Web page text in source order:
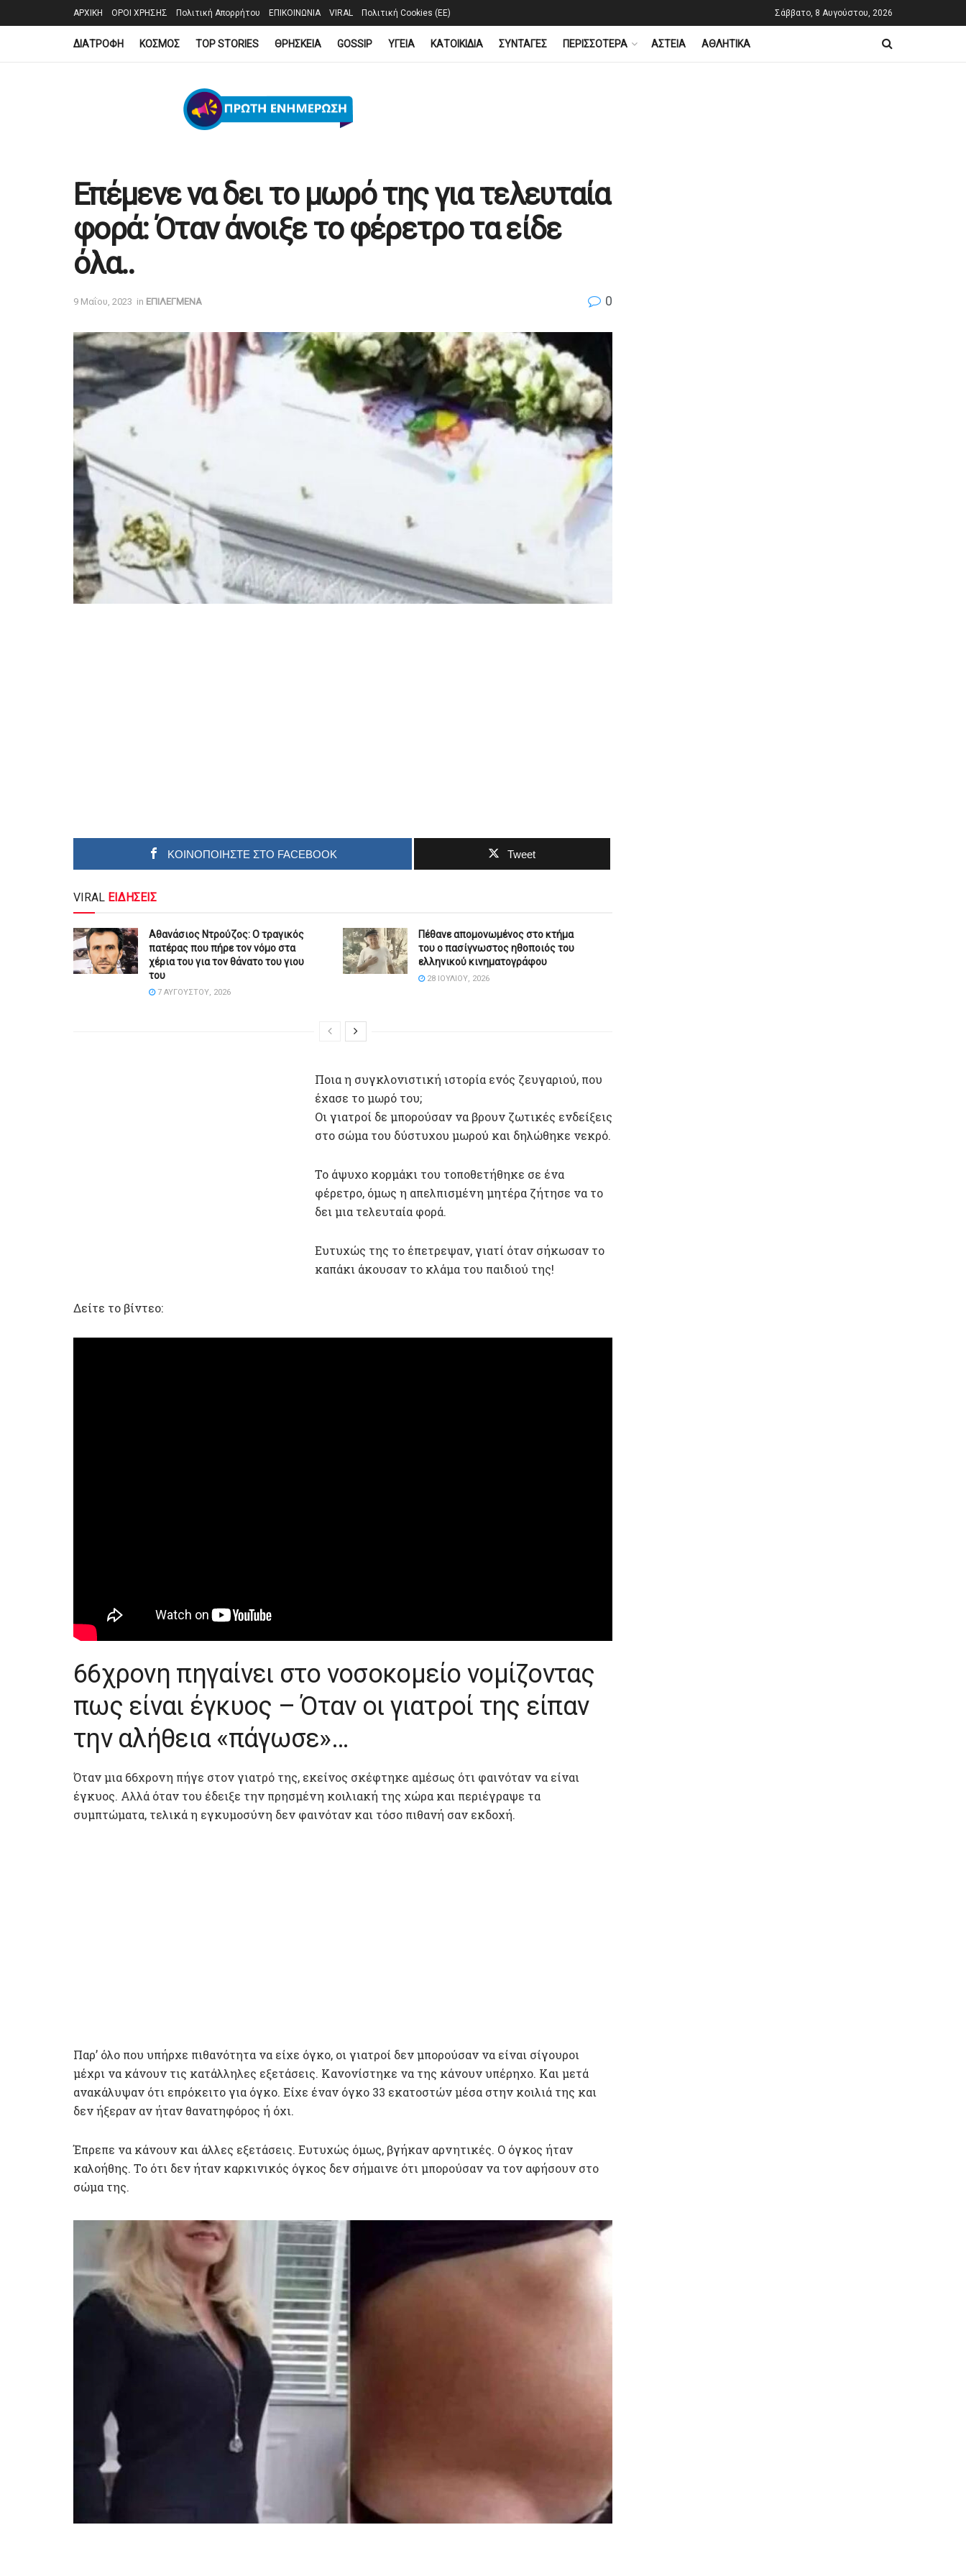
ΑΡΧΙΚΗ ΟΡΟΙ ΧΡΗΣΗΣ Πολιτική Απορρήτου ΕΠΙΚΟΙΝΩΝΙΑ VIRAL Πολιτική Cookies (ΕΕ) Σάββατο, 8 Αυγούστου, 2026
ΔΙΑΤΡΟΦΗ ΚΟΣΜΟΣ TOP STORIES ΘΡΗΣΚΕΙΑ GOSSIP YΓΕΙΑ ΚΑΤΟΙΚΙΔΙΑ ΣΥΝΤΑΓΕΣ ΠΕΡΙΣΣΟΤΕΡΑ ΑΣΤΕΙΑ ΑΘΛΗΤΙΚΑ
Επέμενε να δει το μωρό της για τελευταία
φορά: Όταν άνοιξε το φέρετρο τα είδε
όλα..
9 Μαΐου, 2023 in ΕΠΙΛΕΓΜΕΝΑ 0
ΚΟΙΝΟΠΟΙΗΣΤΕ ΣΤΟ FACEBOOK Tweet
VIRAL ΕΙΔΗΣΕΙΣ
Αθανάσιος Ντρούζος: Ο τραγικός
πατέρας που πήρε τον νόμο στα
χέρια του για τον θάνατο του γιου
του
7 ΑΥΓΟΎΣΤΟΥ, 2026
Πέθανε απομονωμένος στο κτήμα
του ο πασίγνωστος ηθοποιός του
ελληνικού κινηματογράφου
28 ΙΟΥΛΊΟΥ, 2026
Ποια η συγκλονιστική ιστορία ενός ζευγαριού, που
έχασε το μωρό του;
Οι γιατροί δε μπορούσαν να βρουν ζωτικές ενδείξεις
στο σώμα του δύστυχου μωρού και δηλώθηκε νεκρό.
Το άψυχο κορμάκι του τοποθετήθηκε σε ένα
φέρετρο, όμως η απελπισμένη μητέρα ζήτησε να το
δει μια τελευταία φορά.
Ευτυχώς της το έπετρεψαν, γιατί όταν σήκωσαν το
καπάκι άκουσαν το κλάμα του παιδιού της!
Δείτε το βίντεο:
66χρονη πηγαίνει στο νοσοκομείο νομίζοντας
πως είναι έγκυος – Όταν οι γιατροί της είπαν
την αλήθεια «πάγωσε»…
Όταν μια 66χρονη πήγε στον γιατρό της, εκείνος σκέφτηκε αμέσως ότι φαινόταν να είναι
έγκυος. Αλλά όταν του έδειξε την πρησμένη κοιλιακή της χώρα και περιέγραψε τα
συμπτώματα, τελικά η εγκυμοσύνη δεν φαινόταν και τόσο πιθανή σαν εκδοχή.
Παρ’ όλο που υπήρχε πιθανότητα να είχε όγκο, οι γιατροί δεν μπορούσαν να είναι σίγουροι
μέχρι να κάνουν τις κατάλληλες εξετάσεις. Κανονίστηκε να της κάνουν υπέρηχο. Και μετά
ανακάλυψαν ότι επρόκειτο για όγκο. Είχε έναν όγκο 33 εκατοστών μέσα στην κοιλιά της και
δεν ήξεραν αν ήταν θανατηφόρος ή όχι.
Έπρεπε να κάνουν και άλλες εξετάσεις. Ευτυχώς όμως, βγήκαν αρνητικές. Ο όγκος ήταν
καλοήθης. Το ότι δεν ήταν καρκινικός όγκος δεν σήμαινε ότι μπορούσαν να τον αφήσουν στο
σώμα της.